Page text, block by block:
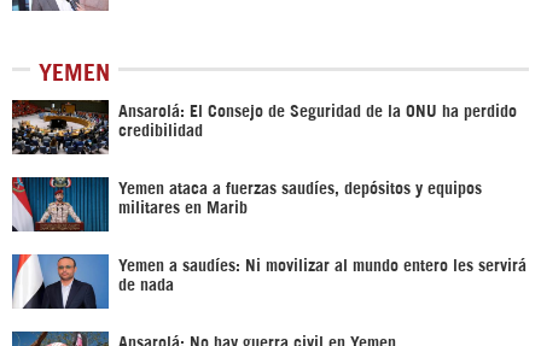
YEMEN
Ansarolá: El Consejo de Seguridad de la ONU ha perdido
credibilidad
Yemen ataca a fuerzas saudíes, depósitos y equipos
militares en Marib
Yemen a saudíes: Ni movilizar al mundo entero les servirá
de nada
Ansarolá: No hay guerra civil en Yemen